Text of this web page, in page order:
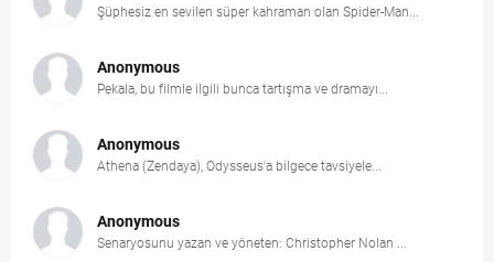
Şüphesiz en sevilen süper kahraman olan Spider-Man...
Anonymous
Pekala, bu filmle ilgili bunca tartışma ve dramayı...
Anonymous
Athena (Zendaya), Odysseus'a bilgece tavsiyele...
Anonymous
Senaryosunu yazan ve yöneten: Christopher Nolan ...